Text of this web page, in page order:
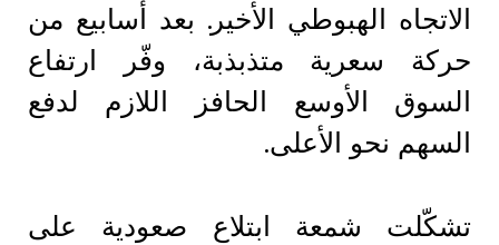
الاتجاه الهبوطي الأخير. بعد أسابيع من
حركة سعرية متذبذبة، وفّر ارتفاع
السوق الأوسع الحافز اللازم لدفع
السهم نحو الأعلى.
تشكّلت شمعة ابتلاع صعودية على